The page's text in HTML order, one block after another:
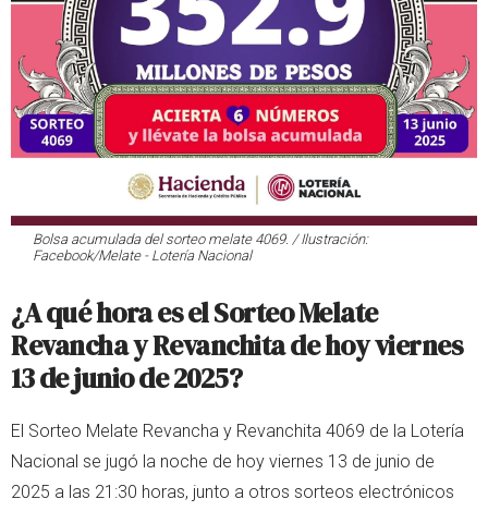
Bolsa acumulada del sorteo melate 4069. / Ilustración:
Facebook/Melate - Lotería Nacional
¿A qué hora es el Sorteo Melate
Revancha y Revanchita de hoy viernes
13 de junio de 2025?
El Sorteo Melate Revancha y Revanchita 4069 de la Lotería
Nacional se jugó la noche de hoy viernes 13 de junio de
2025 a las 21:30 horas, junto a otros sorteos electrónicos